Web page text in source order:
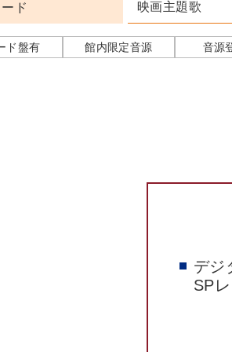
ド 映画主題歌
ド盤有 館内限定音源 音源
デジ
SP